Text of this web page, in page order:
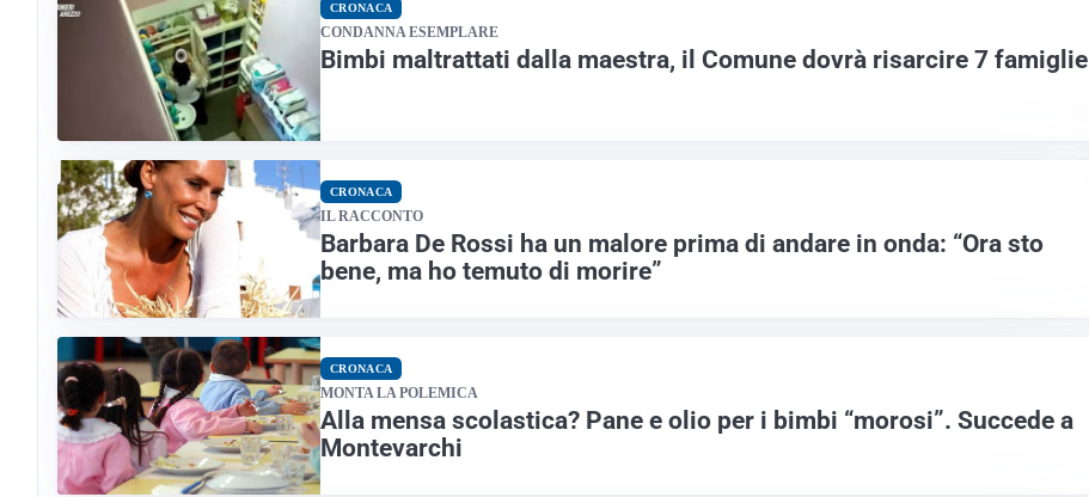
CRONACA
CONDANNA ESEMPLARE
Bimbi maltrattati dalla maestra, il Comune dovrà risarcire 7 famiglie
CRONACA
IL RACCONTO
Barbara De Rossi ha un malore prima di andare in onda: “Ora sto
bene, ma ho temuto di morire”
CRONACA
MONTA LA POLEMICA
Alla mensa scolastica? Pane e olio per i bimbi “morosi”. Succede a
Montevarchi